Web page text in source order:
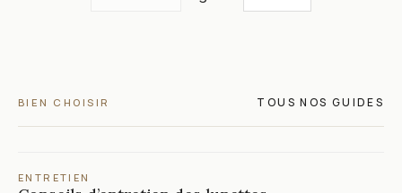
BIEN CHOISIR TOUS NOS GUIDES
ENTRETIEN